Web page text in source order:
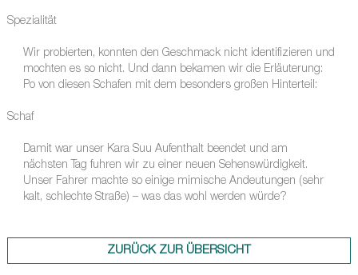
Spezialität
Wir probierten, konnten den Geschmack nicht identifizieren und
mochten es so nicht. Und dann bekamen wir die Erläuterung:
Po von diesen Schafen mit dem besonders großen Hinterteil:
Schaf
Damit war unser Kara Suu Aufenthalt beendet und am
nächsten Tag fuhren wir zu einer neuen Sehenswürdigkeit.
Unser Fahrer machte so einige mimische Andeutungen (sehr
kalt, schlechte Straße) – was das wohl werden würde?
ZURÜCK ZUR ÜBERSICHT